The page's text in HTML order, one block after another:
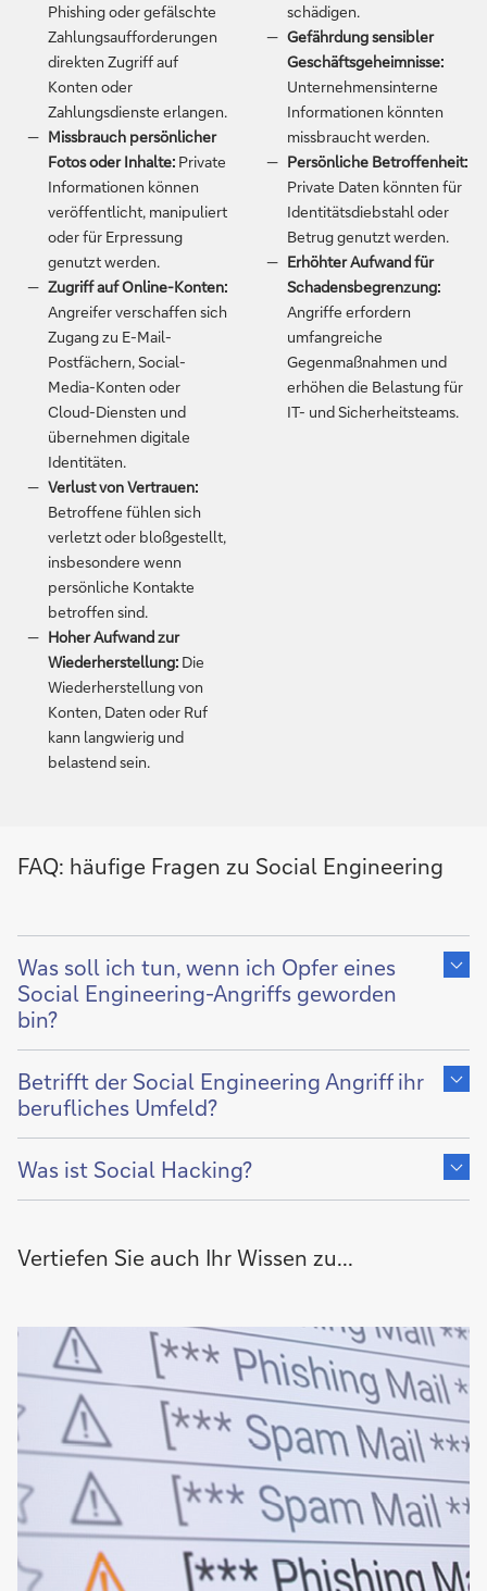
Phishing oder gefälschte
Zahlungsaufforderungen
direkten Zugriff auf
Konten oder
Zahlungsdienste erlangen.
Missbrauch persönlicher
Fotos oder Inhalte: Private
Informationen können
veröffentlicht, manipuliert
oder für Erpressung
genutzt werden.
Zugriff auf Online-Konten:
Angreifer verschaffen sich
Zugang zu E-Mail-
Postfächern, Social-
Media-Konten oder
Cloud-Diensten und
übernehmen digitale
Identitäten.
Verlust von Vertrauen:
Betroffene fühlen sich
verletzt oder bloßgestellt,
insbesondere wenn
persönliche Kontakte
betroffen sind.
Hoher Aufwand zur
Wiederherstellung: Die
Wiederherstellung von
Konten, Daten oder Ruf
kann langwierig und
belastend sein.
schädigen.
Gefährdung sensibler
Geschäftsgeheimnisse:
Unternehmensinterne
Informationen könnten
missbraucht werden.
Persönliche Betroffenheit:
Private Daten könnten für
Identitätsdiebstahl oder
Betrug genutzt werden.
Erhöhter Aufwand für
Schadensbegrenzung:
Angriffe erfordern
umfangreiche
Gegenmaßnahmen und
erhöhen die Belastung für
IT- und Sicherheitsteams.
FAQ: häufige Fragen zu Social Engineering
Zeige
Inhalt
von
Was soll ich tun, wenn ich Opfer eines
Social Engineering-Angriffs geworden
bin?
Zeige
Inhalt
von
Betrifft der Social Engineering Angriff ihr
berufliches Umfeld?
Zeige
Inhalt
von
Was ist Social Hacking?
Vertiefen Sie auch Ihr Wissen zu...